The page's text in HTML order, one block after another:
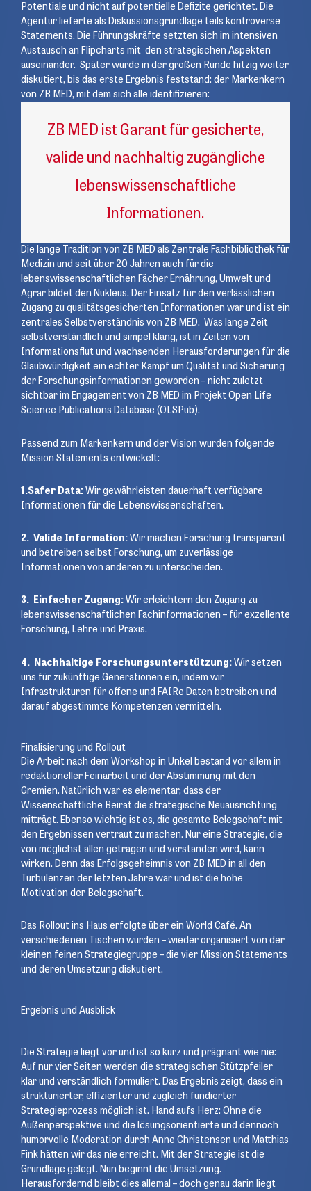
Potentiale und nicht auf potentielle Defizite gerichtet. Die
Agentur lieferte als Diskussionsgrundlage teils kontroverse
Statements. Die Führungskräfte setzten sich im intensiven
Austausch an Flipcharts mit den strategischen Aspekten
auseinander. Später wurde in der großen Runde hitzig weiter
diskutiert, bis das erste Ergebnis feststand: der Markenkern
von ZB MED, mit dem sich alle identifizieren:
ZB MED ist Garant für gesicherte,
valide und nachhaltig zugängliche
lebenswissenschaftliche
Informationen.
Die lange Tradition von ZB MED als Zentrale Fachbibliothek für
Medizin und seit über 20 Jahren auch für die
lebenswissenschaftlichen Fächer Ernährung, Umwelt und
Agrar bildet den Nukleus. Der Einsatz für den verlässlichen
Zugang zu qualitätsgesicherten Informationen war und ist ein
zentrales Selbstverständnis von ZB MED. Was lange Zeit
selbstverständlich und simpel klang, ist in Zeiten von
Informationsflut und wachsenden Herausforderungen für die
Glaubwürdigkeit ein echter Kampf um Qualität und Sicherung
der Forschungsinformationen geworden – nicht zuletzt
sichtbar im Engagement von ZB MED im Projekt Open Life
Science Publications Database (OLSPub).
Passend zum Markenkern und der Vision wurden folgende
Mission Statements entwickelt:
1.Safer Data:Wir gewährleisten dauerhaft verfügbare
Informationen für die Lebenswissenschaften.
2. Valide Information:Wir machen Forschung transparent
und betreiben selbst Forschung, um zuverlässige
Informationen von anderen zu unterscheiden.
3. Einfacher Zugang:Wir erleichtern den Zugang zu
lebenswissenschaftlichen Fachinformationen – für exzellente
Forschung, Lehre und Praxis.
4. Nachhaltige Forschungsunterstützung:Wir setzen
uns für zukünftige Generationen ein, indem wir
Infrastrukturen für offene und FAIRe Daten betreiben und
darauf abgestimmte Kompetenzen vermitteln.
Finalisierung und Rollout
Die Arbeit nach dem Workshop in Unkel bestand vor allem in
redaktioneller Feinarbeit und der Abstimmung mit den
Gremien. Natürlich war es elementar, dass der
Wissenschaftliche Beirat die strategische Neuausrichtung
mitträgt. Ebenso wichtig ist es, die gesamte Belegschaft mit
den Ergebnissen vertraut zu machen. Nur eine Strategie, die
von möglichst allen getragen und verstanden wird, kann
wirken. Denn das Erfolgsgeheimnis von ZB MED in all den
Turbulenzen der letzten Jahre war und ist die hohe
Motivation der Belegschaft.
Das Rollout ins Haus erfolgte über ein World Café. An
verschiedenen Tischen wurden – wieder organisiert von der
kleinen feinen Strategiegruppe – die vier Mission Statements
und deren Umsetzung diskutiert.
Ergebnis und Ausblick
Die Strategie liegt vor und ist so kurz und prägnant wie nie:
Auf nur vier Seiten werden die strategischen Stützpfeiler
klar und verständlich formuliert. Das Ergebnis zeigt, dass ein
strukturierter, effizienter und zugleich fundierter
Strategieprozess möglich ist. Hand aufs Herz: Ohne die
Außenperspektive und die lösungsorientierte und dennoch
humorvolle Moderation durch Anne Christensen und Matthias
Fink hätten wir das nie erreicht. Mit der Strategie ist die
Grundlage gelegt. Nun beginnt die Umsetzung.
Herausfordernd bleibt dies allemal – doch genau darin liegt